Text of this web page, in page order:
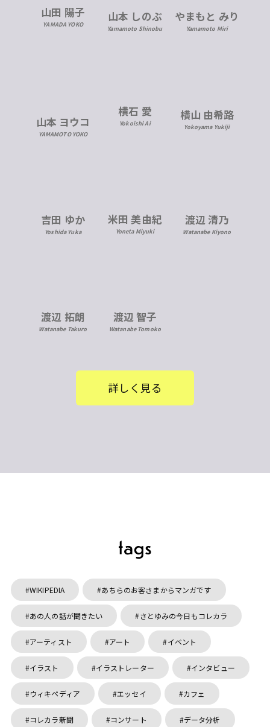
山田 陽子
YAMADA YOKO
山本 しのぶ
Yamamoto Shinobu
やまもと みり
Yamamoto Miri
山本 ヨウコ
YAMAMOTO YOKO
横石 愛
Yokoishi Ai
横山 由希路
Yokoyama Yukiji
吉田 ゆか
Yoshida Yuka
米田 美由紀
Yoneta Miyuki
渡辺 清乃
Watanabe Kiyono
渡辺 拓朗
Watanabe Takuro
渡辺 智子
Watanabe Tomoko
詳しく見る
WIKIPEDIA あちらのお客さまからマンガです
あの人の話が聞きたい さとゆみの今日もコレカラ
アーティスト アート イベント
イラスト イラストレーター インタビュー
ウィキペディア エッセイ カフェ
コレカラ新聞 コンサート データ分析